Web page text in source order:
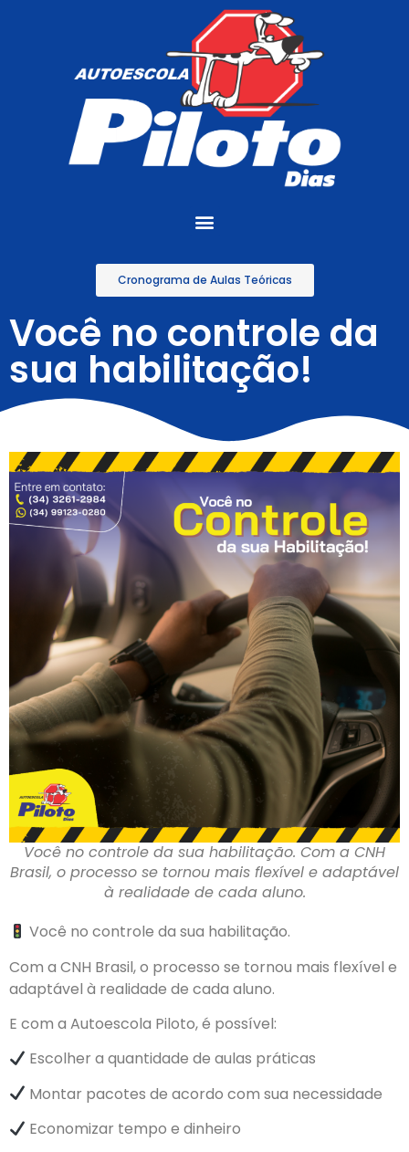
Cronograma de Aulas Teóricas
Você no controle da
sua habilitação!
Você no controle da sua habilitação. Com a CNH
Brasil, o processo se tornou mais flexível e adaptável
à realidade de cada aluno.
Você no controle da sua habilitação.
Com a CNH Brasil, o processo se tornou mais flexível e
adaptável à realidade de cada aluno.
E com a Autoescola Piloto, é possível:
Escolher a quantidade de aulas práticas
Montar pacotes de acordo com sua necessidade
Economizar tempo e dinheiro